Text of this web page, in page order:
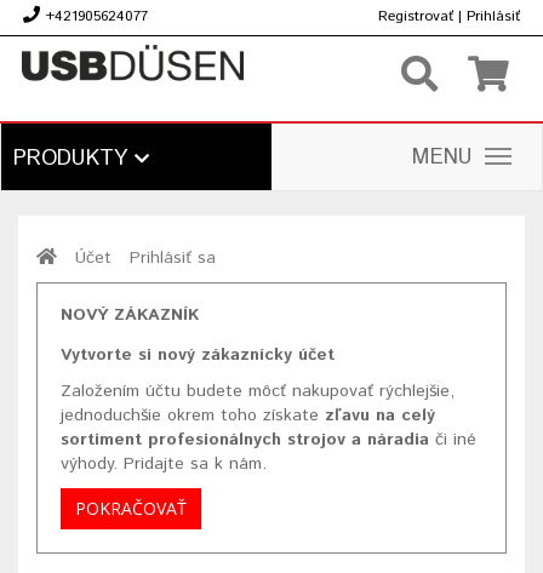
+421905624077 Registrovať | Prihlásiť
PRODUKTY MENU
Účet Prihlásiť sa
NOVÝ ZÁKAZNÍK
Vytvorte si nový zákaznícky účet
Založením účtu budete môcť nakupovať rýchlejšie,
jednoduchšie okrem toho získate zľavu na celý
sortiment profesionálnych strojov a náradia či iné
výhody. Pridajte sa k nám.
POKRAČOVAŤ